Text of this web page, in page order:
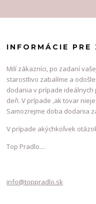
INFORMÁCIE PRE
Milí zákazníci, po zadaní
starostlivo zabalíme a
dodania v prípade
deň. V prípade ,ak tovar
Samozrejme doba dodania
V prípade akýchkoľvek
Top Pradlo....
info@toppradlo.sk